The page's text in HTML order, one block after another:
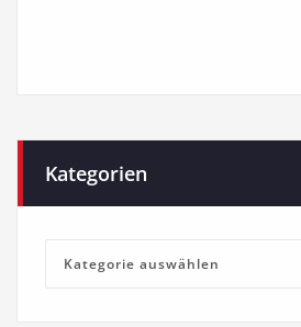
Kategorien
Kategorien